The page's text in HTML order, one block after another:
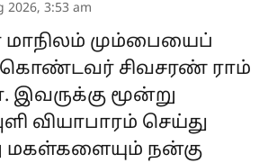
2026, 3:53 am
மாநிலம் மும்பையைப்
கொண்டவர் சிவசரண் ராம்
இவருக்கு மூன்று
வியாபாரம் செய்து
மகள்களையும் நன்கு